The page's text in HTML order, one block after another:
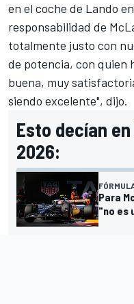
en el coche de Lando
responsabilidad de
totalmente justo con
de potencia, con quien
buena, muy
siendo excelente", dijo.
Esto decían
2026:
Para
"no es